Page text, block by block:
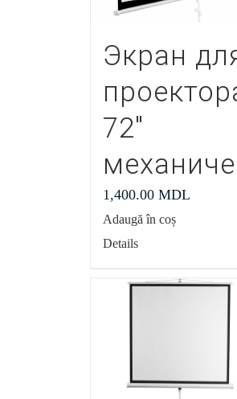
Экран
72″
1,400.00 MDL
Adaugă în coș
Details